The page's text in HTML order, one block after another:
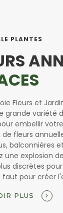
PLANTES
Fleurs et
grande variété
embellir
fleurs
balconnières
une explosion
discrètes
faut pour créer
PLUS